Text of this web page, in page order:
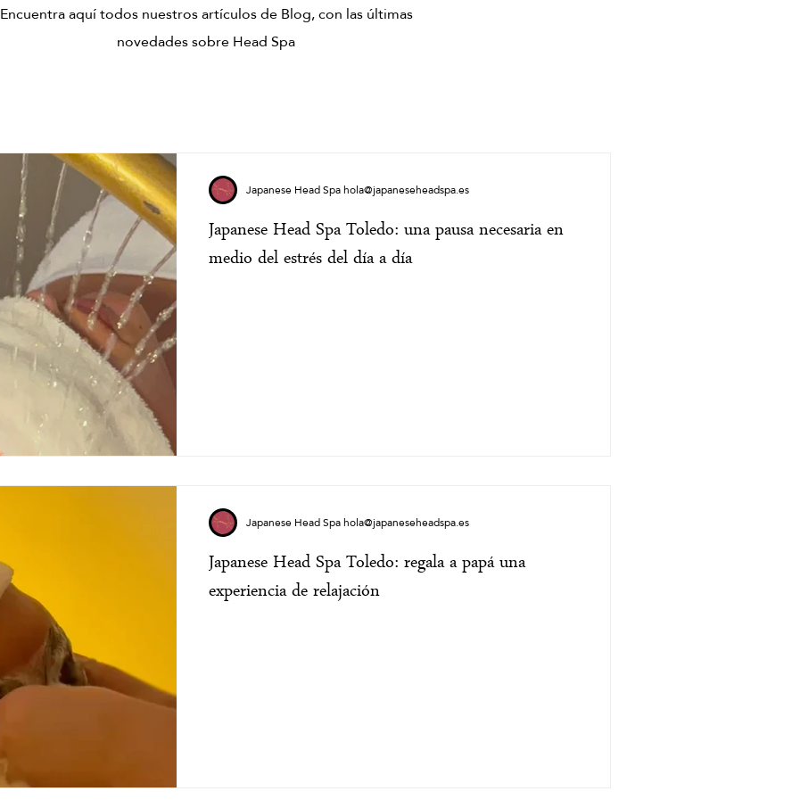
Encuentra aquí todos nuestros artículos de Blog, con las últimas
novedades sobre Head Spa
Japanese Head Spa Toledo: una pausa necesaria en
medio del estrés del día a día
Japanese Head Spa hola@japaneseheadspa.es
Japanese Head Spa Toledo: regala a papá una
experiencia de relajación
Japanese Head Spa hola@japaneseheadspa.es